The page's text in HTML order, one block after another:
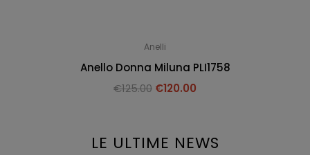
Anelli
Anello Donna Miluna PLI1758
€125.00 €120.00
LE ULTIME NEWS